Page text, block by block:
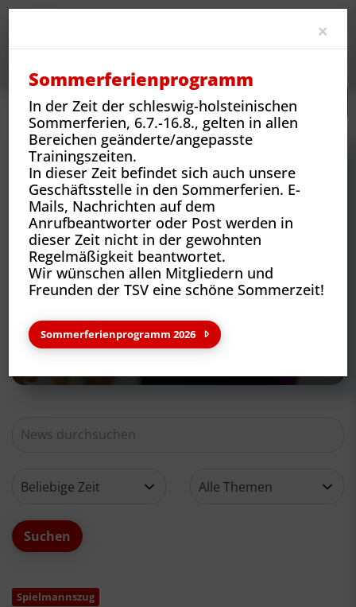
Neues Vereins-News Wir sind der Verein - Armin Werner
Neues aus deinem Verein
Spielmannszug
×
Sommerferienprogramm
In der Zeit der schleswig-holsteinischen
Sommerferien, 6.7.-16.8., gelten in allen
Bereichen geänderte/angepasste
Trainingszeiten.
In dieser Zeit befindet sich auch unsere
Geschäftsstelle in den Sommerferien. E-
Mails, Nachrichten auf dem
Anrufbeantworter oder Post werden in
dieser Zeit nicht in der gewohnten
Regelmäßigkeit beantwortet.
Wir wünschen allen Mitgliedern und
Freunden der TSV eine schöne Sommerzeit!
Sommerferienprogramm 2026